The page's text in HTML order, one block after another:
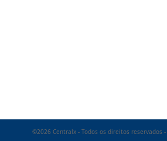
©2026 Centralx - Todos os direitos reservados -